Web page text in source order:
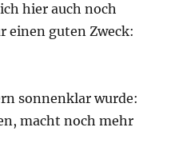
hier auch noch
einen guten Zweck:
sonnenklar wurde:
macht noch mehr